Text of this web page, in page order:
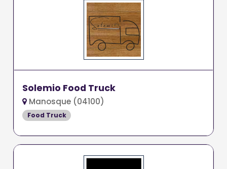
Solemio Food Truck
Manosque (04100)
Food Truck